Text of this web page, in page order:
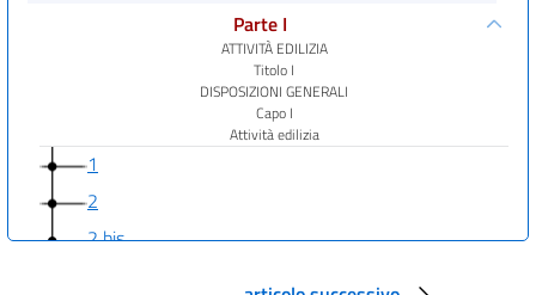
Parte I
ATTIVITÀ EDILIZIA
Titolo I
DISPOSIZIONI GENERALI
Capo I
Attività edilizia
1
2
2 bis